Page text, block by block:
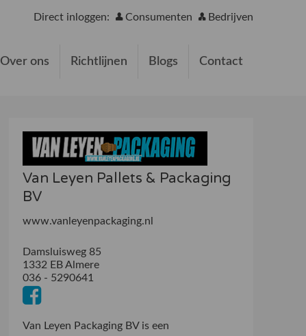
Direct inloggen: Consumenten Bedrijven
Over ons Richtlijnen Blogs Contact
Van Leyen Pallets & Packaging
BV
www.vanleyenpackaging.nl
Damsluisweg 85
1332 EB Almere
036 - 5290641
Van Leyen Packaging BV is een